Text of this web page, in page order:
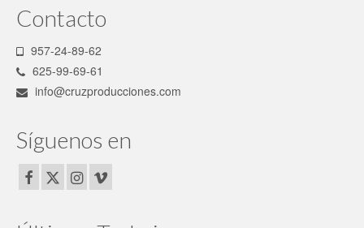
Contacto
957-24-89-62
625-99-69-61
info@cruzproducciones.com
Síguenos en